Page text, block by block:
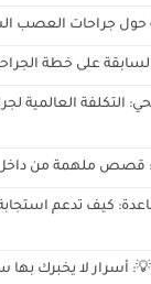
حول جراحات العصب
السابقة على خطة
التكلفة العالمية
قصص ملهمة من داخل
كيف تدعم
💡: أسرار لا يخبرك بها